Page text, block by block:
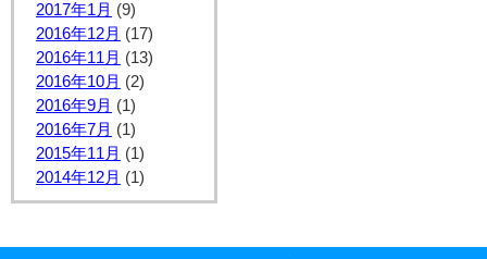
2017年1月 (9)
2016年12月 (17)
2016年11月 (13)
2016年10月 (2)
2016年9月 (1)
2016年7月 (1)
2015年11月 (1)
2014年12月 (1)